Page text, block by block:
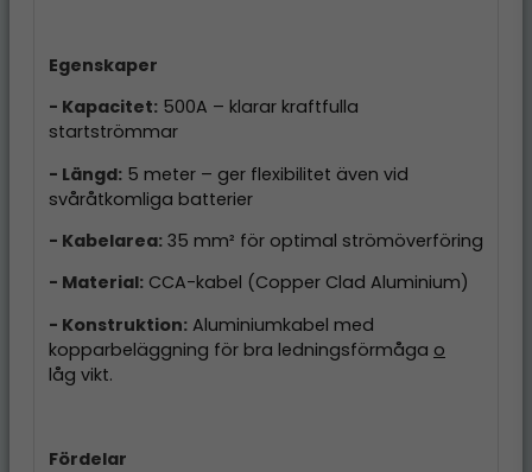
Egenskaper
- Kapacitet: 500A – klarar kraftfulla
startströmmar
- Längd: 5 meter – ger flexibilitet även vid
svåråtkomliga batterier
- Kabelarea: 35 mm² för optimal strömöverföring
- Material: CCA-kabel (Copper Clad Aluminium)
- Konstruktion: Aluminiumkabel med
kopparbeläggning för bra ledningsförmåga o
låg vikt.
Fördelar